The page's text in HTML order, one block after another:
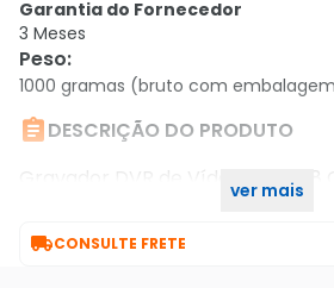
Garantia do Fornecedor
3 Meses
Peso:
1000 gramas (bruto com
DESCRIÇÃO DO PRODUTO
Gravador DVR de Vídeo Digital 8
ver mais
CONSULTE FRETE